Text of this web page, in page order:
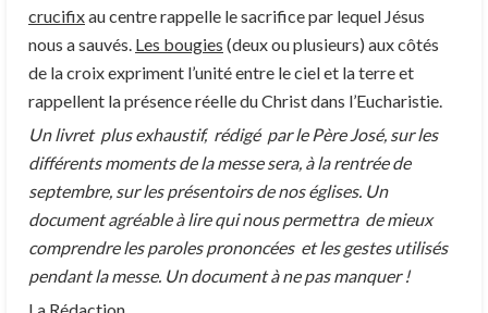
crucifixau centre rappelle le sacrifice par lequel Jésus
nous a sauvés. Les bougies (deux ou plusieurs) aux côtés
de la croix expriment l’unité entre le ciel et la terre et
rappellent la présence réelle du Christ dans l’Eucharistie.
Un livret plus exhaustif, rédigé par le Père José, sur les
différents moments de la messe sera, à la rentrée de
septembre, sur les présentoirs de nos églises. Un
document agréable à lire qui nous permettra de mieux
comprendre les paroles prononcées et les gestes utilisés
pendant la messe. Un document à ne pas manquer !
La Rédaction